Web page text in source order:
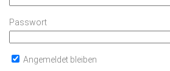
Passwort
Angemeldet bleiben